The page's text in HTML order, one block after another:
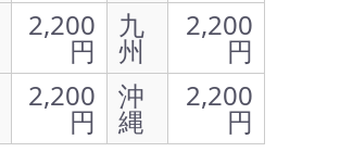
2,200
円
九
州
2,200
円
2,200
円
沖
縄
2,200
円